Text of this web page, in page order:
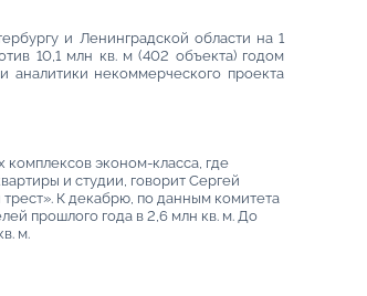
и Ленинградской области на 1
10,1 млн кв. м (402 объекта) годом
аналитики некоммерческого проекта
эконом-класса, где
и студии, говорит Сергей
К декабрю, по данным комитета
прошлого года в 2,6 млн кв. м. До
м.